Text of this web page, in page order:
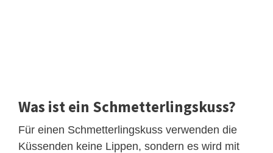
Was ist ein Schmetterlingskuss?
Für einen Schmetterlingskuss verwenden die
Küssenden keine Lippen, sondern es wird mit